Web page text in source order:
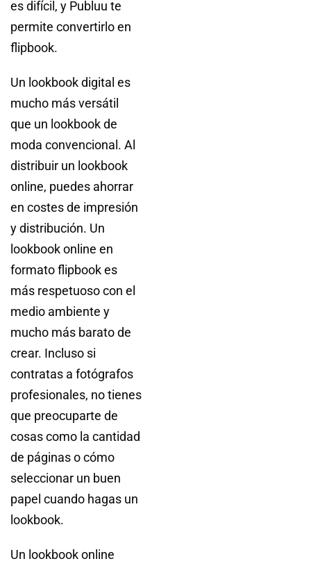
es difícil, y Publuu te
permite convertirlo en
flipbook.
Un lookbook digital es
mucho más versátil
que un lookbook de
moda convencional. Al
distribuir un lookbook
online, puedes ahorrar
en costes de impresión
y distribución. Un
lookbook online en
formato flipbook es
más respetuoso con el
medio ambiente y
mucho más barato de
crear. Incluso si
contratas a fotógrafos
profesionales, no tienes
que preocuparte de
cosas como la cantidad
de páginas o cómo
seleccionar un buen
papel cuando hagas un
lookbook.
Un lookbook online